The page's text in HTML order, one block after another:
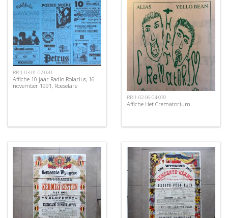
RR-1-03-01-02-020
Affiche 10 jaar Radio Rolarius, 16
november 1991, Roeselare
RR-1-02-06-04-070
Affiche Het Crematorium